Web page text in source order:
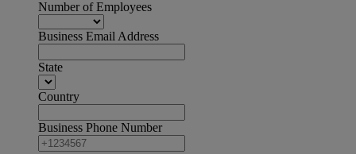
Number of Employees
Business Email Address
State
Country
Business Phone Number